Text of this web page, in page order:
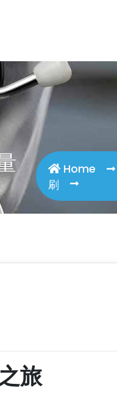
plugins/smart-
Home
刷
旅